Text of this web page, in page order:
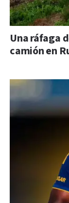
Una ráfaga
camión en